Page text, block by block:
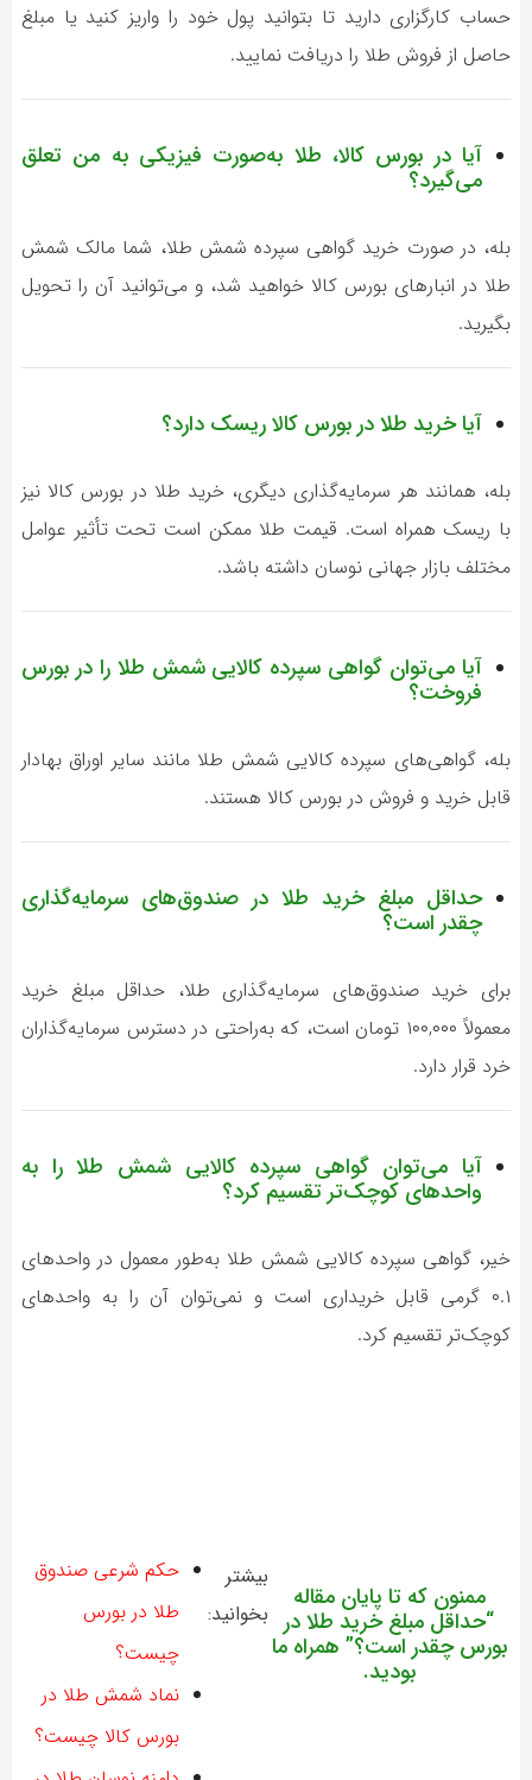
حساب کارگزاری دارید تا بتوانید پول خود را واریز کنید یا مبلغ
حاصل از فروش طلا را دریافت نمایید.
آیا در بورس کالا، طلا به‌صورت فیزیکی به من تعلق
می‌گیرد؟
بله، در صورت خرید گواهی سپرده شمش طلا، شما مالک شمش
طلا در انبارهای بورس کالا خواهید شد، و می‌توانید آن را تحویل
بگیرید.
آیا خرید طلا در بورس کالا ریسک دارد؟
بله، همانند هر سرمایه‌گذاری دیگری، خرید طلا در بورس کالا نیز
با ریسک همراه است. قیمت طلا ممکن است تحت تأثیر عوامل
مختلف بازار جهانی نوسان داشته باشد.
آیا می‌توان گواهی سپرده کالایی شمش طلا را در بورس
فروخت؟
بله، گواهی‌های سپرده کالایی شمش طلا مانند سایر اوراق بهادار
قابل خرید و فروش در بورس کالا هستند.
حداقل مبلغ خرید طلا در صندوق‌های سرمایه‌گذاری
چقدر است؟
برای خرید صندوق‌های سرمایه‌گذاری طلا، حداقل مبلغ خرید
معمولاً ۱۰۰,۰۰۰ تومان است، که به‌راحتی در دسترس سرمایه‌گذاران
خرد قرار دارد.
آیا می‌توان گواهی سپرده کالایی شمش طلا را به
واحدهای کوچک‌تر تقسیم کرد؟
خیر، گواهی سپرده کالایی شمش طلا به‌طور معمول در واحدهای
۰.۱ گرمی قابل خریداری است و نمی‌توان آن را به واحدهای
کوچک‌تر تقسیم کرد.
ممنون كه تا پايان مقاله
“حداقل مبلغ خرید طلا در
بورس چقدر است؟” همراه ما
بوديد.
بيشتر
بخوانيد:
حکم شرعی صندوق
طلا در بورس
چیست؟
نماد شمش طلا در
بورس کالا چیست؟